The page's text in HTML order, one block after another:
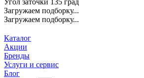
Загружаем подборку...
Загружаем подборку...
Каталог
Акции
Бренды
Услуги и сервис
Блог